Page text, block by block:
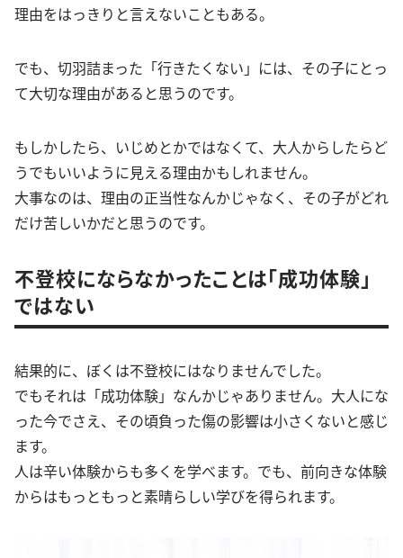
理由をはっきりと言えないこともある。
でも、切羽詰まった「行きたくない」には、その子にとっ
て大切な理由があると思うのです。
もしかしたら、いじめとかではなくて、大人からしたらど
うでもいいように見える理由かもしれません。
大事なのは、理由の正当性なんかじゃなく、その子がどれ
だけ苦しいかだと思うのです。
不登校にならなかったことは「成功体験」
ではない
結果的に、ぼくは不登校にはなりませんでした。
でもそれは「成功体験」なんかじゃありません。大人にな
った今でさえ、その頃負った傷の影響は小さくないと感じ
ます。
人は辛い体験からも多くを学べます。でも、前向きな体験
からはもっともっと素晴らしい学びを得られます。